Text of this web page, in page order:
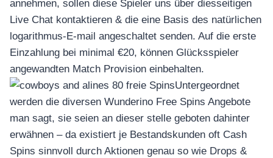
annehmen, sollen diese Spieler uns über diesseitigen
Live Chat kontaktieren & die eine Basis des natürlichen
logarithmus-E-mail angeschaltet senden. Auf die erste
Einzahlung bei minimal €20, können Glücksspieler
angewandten Match Provision einbehalten.
Untergeordnet
werden die diversen Wunderino Free Spins Angebote
man sagt, sie seien an dieser stelle geboten dahinter
erwähnen – da existiert je Bestandskunden oft Cash
Spins sinnvoll durch Aktionen genau so wie Drops &